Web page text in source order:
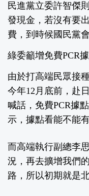
民進黨立委許智傑
發現金，若沒有要
費，到時候國民黨
綠委籲增免費PCR
由於打高端民眾接
今年12月底前，赴
喊話，免費PCR據
示，據點看能不能
而高端執行副總李
況，再去擴增我們
路，所以初期就是